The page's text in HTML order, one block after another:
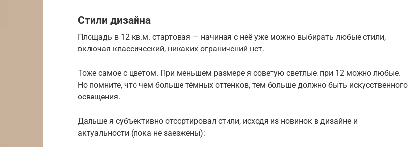
Стили дизайна
Площадь в 12 кв.м. стартовая — начиная с неё уже можно выбирать любые стили,
включая классический, никаких ограничений нет.
Тоже самое с цветом. При меньшем размере я советую светлые, при 12 можно любые.
Но помните, что чем больше тёмных оттенков, тем больше должно быть искусственного
освещения.
Дальше я субъективно отсортировал стили, исходя из новинок в дизайне и
актуальности (пока не заезжены):